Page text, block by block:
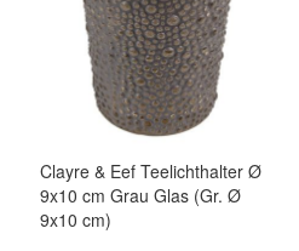
Clayre & Eef Teelichthalter Ø
9x10 cm Grau Glas (Gr. Ø
9x10 cm)